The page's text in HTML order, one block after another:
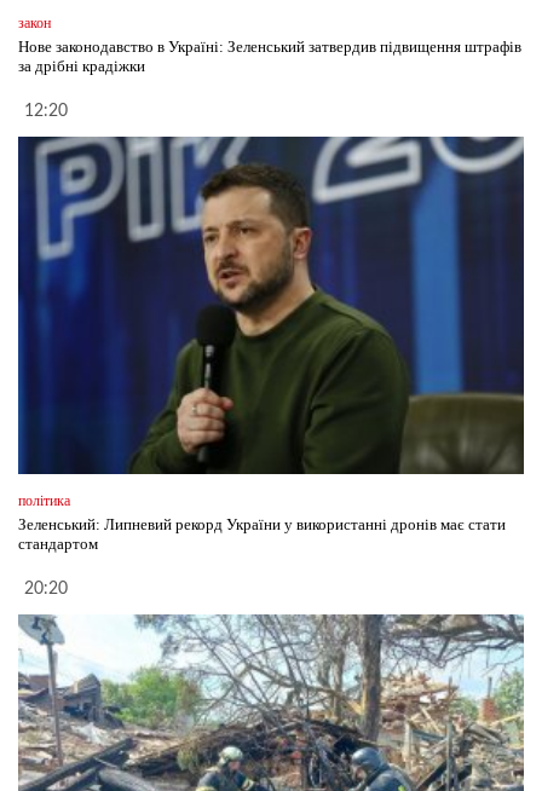
закон
Нове законодавство в Україні: Зеленський затвердив підвищення штрафів
за дрібні крадіжки
12:20
політика
Зеленський: Липневий рекорд України у використанні дронів має стати
стандартом
20:20